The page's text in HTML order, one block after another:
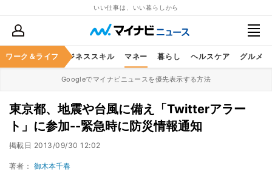
いい仕事は、いい暮らしから
ワーク＆ライフ
キャリア ビジネススキル マネー 暮らし ヘルスケア グルメ
Googleでマイナビニュースを優先表示する方法
東京都、地震や台風に備え「Twitterアラー
ト」に参加--緊急時に防災情報通知
掲載日 2013/09/30 12:02
著者： 御木本千春